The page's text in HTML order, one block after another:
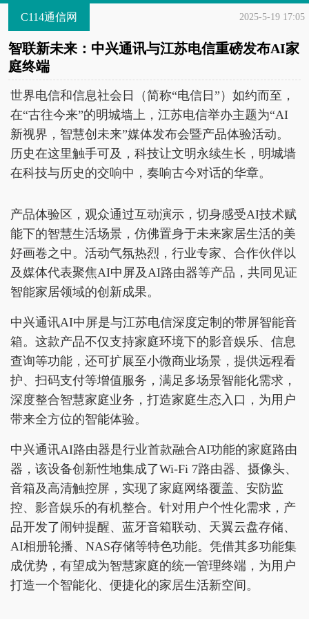
C114通信网 2025-5-19 17:05
智联新未来：中兴通讯与江苏电信重磅发布AI家
庭终端
世界电信和信息社会日（简称“电信日”）如约而至，
在“古往今来”的明城墙上，江苏电信举办主题为“AI
新视界，智慧创未来”媒体发布会暨产品体验活动。
历史在这里触手可及，科技让文明永续生长，明城墙
在科技与历史的交响中，奏响古今对话的华章。
产品体验区，观众通过互动演示，切身感受AI技术赋
能下的智慧生活场景，仿佛置身于未来家居生活的美
好画卷之中。活动气氛热烈，行业专家、合作伙伴以
及媒体代表聚焦AI中屏及AI路由器等产品，共同见证
智能家居领域的创新成果。
中兴通讯AI中屏是与江苏电信深度定制的带屏智能音
箱。这款产品不仅支持家庭环境下的影音娱乐、信息
查询等功能，还可扩展至小微商业场景，提供远程看
护、扫码支付等增值服务，满足多场景智能化需求，
深度整合智慧家庭业务，打造家庭生态入口，为用户
带来全方位的智能体验。
中兴通讯AI路由器是行业首款融合AI功能的家庭路由
器，该设备创新性地集成了Wi-Fi 7路由器、摄像头、
音箱及高清触控屏，实现了家庭网络覆盖、安防监
控、影音娱乐的有机整合。针对用户个性化需求，产
品开发了闹钟提醒、蓝牙音箱联动、天翼云盘存储、
AI相册轮播、NAS存储等特色功能。凭借其多功能集
成优势，有望成为智慧家庭的统一管理终端，为用户
打造一个智能化、便捷化的家居生活新空间。